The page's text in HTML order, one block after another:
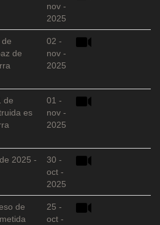
nov -
2025
de
de
02 -
nov -
2025
de
es
01 -
nov -
2025
2025 -
30 -
oct -
2025
de
25 -
oct -